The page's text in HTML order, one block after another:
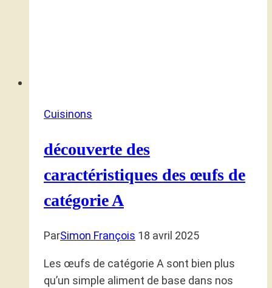
Cuisinons
découverte des
caractéristiques des œufs de
catégorie A
ParSimon François 18 avril 2025
Les œufs de catégorie A sont bien plus
qu’un simple aliment de base dans nos